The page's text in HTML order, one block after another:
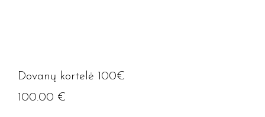
Dovanų kortelė 100€
100.00 €